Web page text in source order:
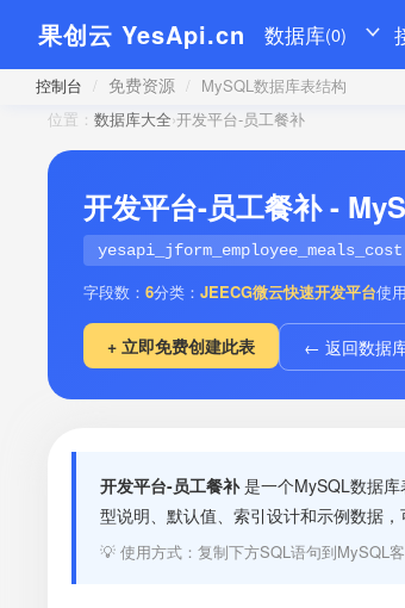
果创云 YesApi.cn 数据库(0)
控制台 / 免费资源 / MySQL数据库表结构
位置： 数据库大全›开发平台-员工餐补
开发平台-员工餐补 -
yesapi_jform_employee_meals_cost
字段数： 6分类： JEECG微云快速开发平台使
+ 立即免费创建此表 ← 返回数据
开发平台-员工餐补是一个MySQL数据库
型说明、默认值、索引设计和示例数据，
💡 使用方式：复制下方SQL语句到MySQL